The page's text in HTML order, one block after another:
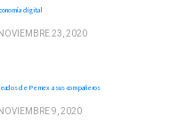
digital
NOVIEMBRE 23, 2020
de Pemex a sus compañeros
NOVIEMBRE 9, 2020